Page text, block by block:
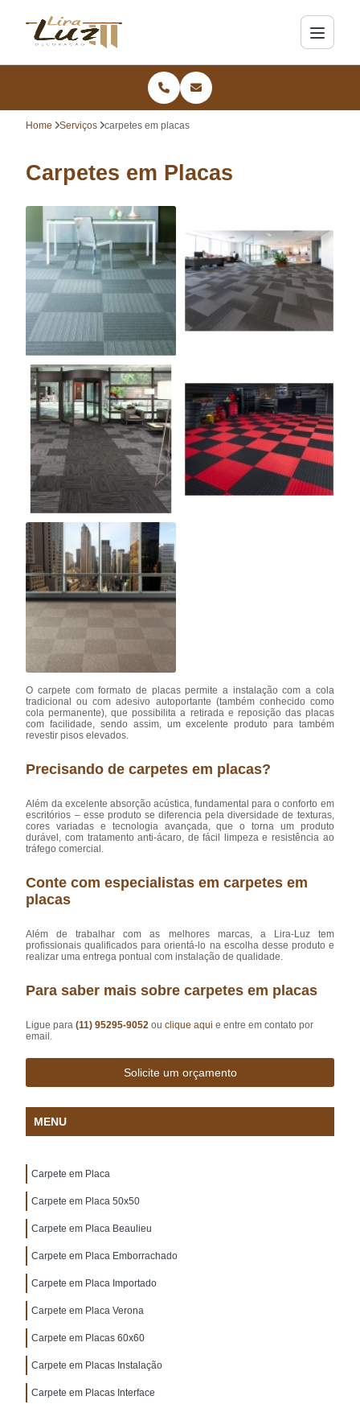
Home Serviços carpetes em placas
Carpetes em Placas
O carpete com formato de placas permite a instalação com a cola
tradicional ou com adesivo autoportante (também conhecido como
cola permanente), que possibilita a retirada e reposição das placas
com facilidade, sendo assim, um excelente produto para também
revestir pisos elevados.
Precisando de carpetes em placas?
Além da excelente absorção acústica, fundamental para o conforto em
escritórios – esse produto se diferencia pela diversidade de texturas,
cores variadas e tecnologia avançada, que o torna um produto
durável, com tratamento anti-ácaro, de fácil limpeza e resistência ao
tráfego comercial.
Conte com especialistas em carpetes em
placas
Além de trabalhar com as melhores marcas, a Lira-Luz tem
profissionais qualificados para orientá-lo na escolha desse produto e
realizar uma entrega pontual com instalação de qualidade.
Para saber mais sobre carpetes em placas
Ligue para(11) 95295-9052ouclique aqui e entre em contato por
email.
Solicite um orçamento
MENU
Carpete em Placa
Carpete em Placa 50x50
Carpete em Placa Beaulieu
Carpete em Placa Emborrachado
Carpete em Placa Importado
Carpete em Placa Verona
Carpete em Placas 60x60
Carpete em Placas Instalação
Carpete em Placas Interface